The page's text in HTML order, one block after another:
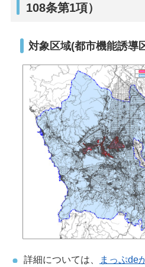
108条第1項）
対象区域(都市機能誘導
詳細については、
まっぷde